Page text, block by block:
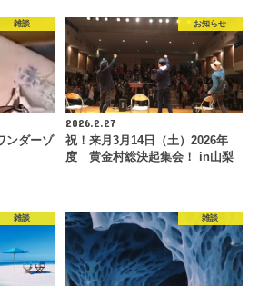
雑談
ンダーゾ
お知らせ
2026.2.27
祝！来月3月14日（土）2026年
度 黄金村総決起集会！ in山梨
雑談 雑談